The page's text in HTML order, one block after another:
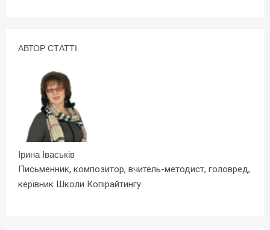
АВТОР СТАТТІ
Ірина Іваськів
Письменник, композитор, вчитель-методист, головред,
керівник Школи Копірайтингу